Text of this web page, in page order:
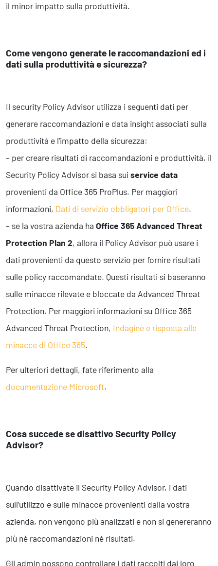
il minor impatto sulla produttività.
Come vengono generate le raccomandazioni ed i
dati sulla produttività e sicurezza?
Il security Policy Advisor utilizza i seguenti dati per
generare raccomandazioni e data insight associati sulla
produttività e l’impatto della sicurezza:
– per creare risultati di raccomandazioni e produttività, il
Security Policy Advisor si basa sui service data
provenienti da Office 365 ProPlus. Per maggiori
informazioni, Dati di servizio obbligatori per Office.
– se la vostra azienda ha Office 365 Advanced Threat
Protection Plan 2, allora il Policy Advisor può usare i
dati provenienti da questo servizio per fornire risultati
sulle policy raccomandate. Questi risultati si baseranno
sulle minacce rilevate e bloccate da Advanced Threat
Protection. Per maggiori informazioni su Office 365
Advanced Threat Protection, Indagine e risposta alle
minacce di Office 365.
Per ulteriori dettagli, fate riferimento alla
documentazione Microsoft.
Cosa succede se disattivo Security Policy
Advisor?
Quando disattivate il Security Policy Advisor, i dati
sull’utilizzo e sulle minacce provenienti dalla vostra
azienda, non vengono più analizzati e non si genereranno
più nè raccomandazioni nè risultati.
Gli admin possono controllare i dati raccolti dai loro